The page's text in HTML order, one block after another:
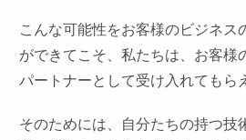
こんな可能性をお客様のビジネス
ができてこそ、私たちは、お客様
パートナーとして受け入れてもら
そのためには、自分たちの持つ技